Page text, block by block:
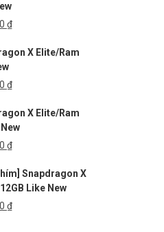
₫.
31.499.000 ₫.
₫.
₫Giá
tại
41.999.000 ₫.
X Elite/Ram
₫.
₫Giá
tại
là:
26.999.000 ₫.
X Elite/Ram
₫.
₫Giá
tại
là:
25.999.000 ₫.
Snapdragon X
Like New
₫Giá